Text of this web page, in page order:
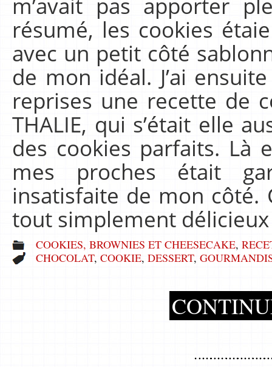
résumé, les cookies
avec un petit côté
de mon idéal. J’ai
reprises une recette de
THALIE, qui s’était elle
des cookies parfaits. Là
mes proches était
insatisfaite de mon côté.
tout simplement
COOKIES, BROWNIES ET CHEESECAKE,
CHOCOLAT, COOKIE, DESSERT,